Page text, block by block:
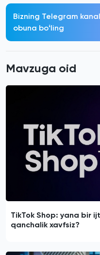
Bizning Telegram
obuna boʻling
Mavzuga oid
TikTok Shop: yana bir
qanchalik xavfsiz?